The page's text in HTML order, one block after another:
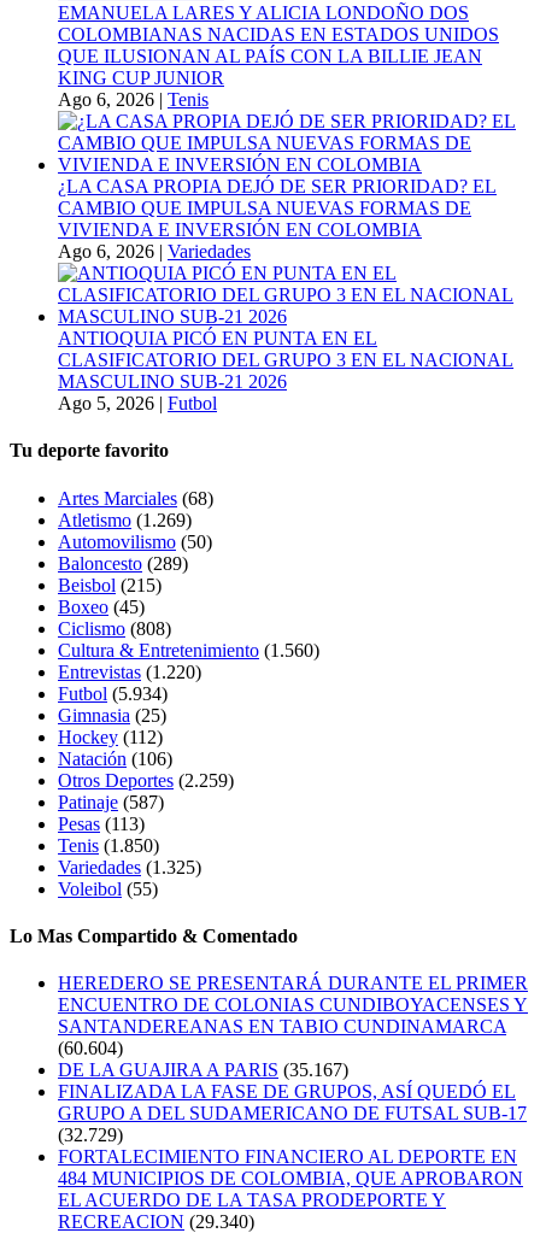
EMANUELA LARES Y ALICIA LONDOÑO DOS
COLOMBIANAS NACIDAS EN ESTADOS UNIDOS
QUE ILUSIONAN AL PAÍS CON LA BILLIE JEAN
KING CUP JUNIOR
Ago 6, 2026 | Tenis
¿LA CASA PROPIA DEJÓ DE SER PRIORIDAD? EL
CAMBIO QUE IMPULSA NUEVAS FORMAS DE
VIVIENDA E INVERSIÓN EN COLOMBIA
Ago 6, 2026 | Variedades
ANTIOQUIA PICÓ EN PUNTA EN EL
CLASIFICATORIO DEL GRUPO 3 EN EL NACIONAL
MASCULINO SUB-21 2026
Ago 5, 2026 | Futbol
Tu deporte favorito
Artes Marciales (68)
Atletismo (1.269)
Automovilismo (50)
Baloncesto (289)
Beisbol (215)
Boxeo (45)
Ciclismo (808)
Cultura & Entretenimiento (1.560)
Entrevistas (1.220)
Futbol (5.934)
Gimnasia (25)
Hockey (112)
Natación (106)
Otros Deportes (2.259)
Patinaje (587)
Pesas (113)
Tenis (1.850)
Variedades (1.325)
Voleibol (55)
Lo Mas Compartido & Comentado
HEREDERO SE PRESENTARÁ DURANTE EL PRIMER
ENCUENTRO DE COLONIAS CUNDIBOYACENSES Y
SANTANDEREANAS EN TABIO CUNDINAMARCA
(60.604)
DE LA GUAJIRA A PARIS (35.167)
FINALIZADA LA FASE DE GRUPOS, ASÍ QUEDÓ EL
GRUPO A DEL SUDAMERICANO DE FUTSAL SUB-17
(32.729)
FORTALECIMIENTO FINANCIERO AL DEPORTE EN
484 MUNICIPIOS DE COLOMBIA, QUE APROBARON
EL ACUERDO DE LA TASA PRODEPORTE Y
RECREACION (29.340)